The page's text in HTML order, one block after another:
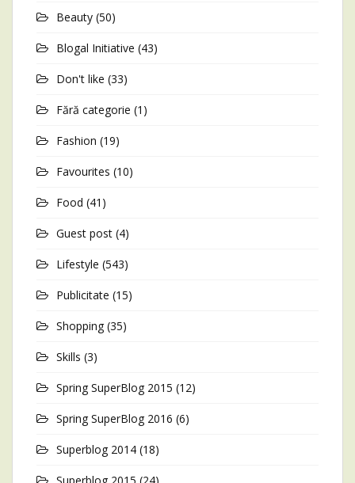
Beauty (50)
Blogal Initiative (43)
Don't like (33)
Fără categorie (1)
Fashion (19)
Favourites (10)
Food (41)
Guest post (4)
Lifestyle (543)
Publicitate (15)
Shopping (35)
Skills (3)
Spring SuperBlog 2015 (12)
Spring SuperBlog 2016 (6)
Superblog 2014 (18)
Superblog 2015 (24)